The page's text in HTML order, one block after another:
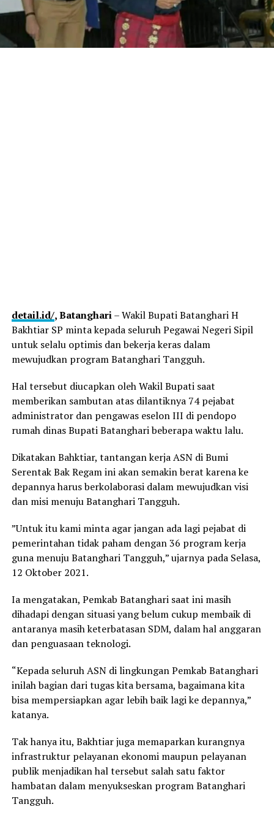
detail.id/, Batanghari– Wakil Bupati Batanghari H
Bakhtiar SP minta kepada seluruh Pegawai Negeri Sipil
untuk selalu optimis dan bekerja keras dalam
mewujudkan program Batanghari Tangguh.
Hal tersebut diucapkan oleh Wakil Bupati saat
memberikan sambutan atas dilantiknya 74 pejabat
administrator dan pengawas eselon III di pendopo
rumah dinas Bupati Batanghari beberapa waktu lalu.
Dikatakan Bahktiar, tantangan kerja ASN di Bumi
Serentak Bak Regam ini akan semakin berat karena ke
depannya harus berkolaborasi dalam mewujudkan visi
dan misi menuju Batanghari Tangguh.
”Untuk itu kami minta agar jangan ada lagi pejabat di
pemerintahan tidak paham dengan 36 program kerja
guna menuju Batanghari Tangguh,” ujarnya pada Selasa,
12 Oktober 2021.
Ia mengatakan, Pemkab Batanghari saat ini masih
dihadapi dengan situasi yang belum cukup membaik di
antaranya masih keterbatasan SDM, dalam hal anggaran
dan penguasaan teknologi.
“Kepada seluruh ASN di lingkungan Pemkab Batanghari
inilah bagian dari tugas kita bersama, bagaimana kita
bisa mempersiapkan agar lebih baik lagi ke depannya,”
katanya.
Tak hanya itu, Bakhtiar juga memaparkan kurangnya
infrastruktur pelayanan ekonomi maupun pelayanan
publik menjadikan hal tersebut salah satu faktor
hambatan dalam menyukseskan program Batanghari
Tangguh.